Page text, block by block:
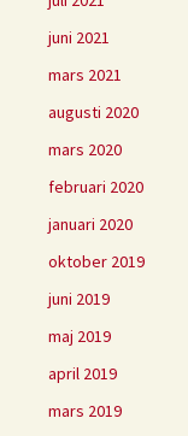
juni 2021
mars 2021
augusti 2020
mars 2020
februari 2020
januari 2020
oktober 2019
juni 2019
maj 2019
april 2019
mars 2019